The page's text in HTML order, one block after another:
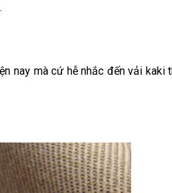
nay mà cứ hễ nhắc đến vải kaki